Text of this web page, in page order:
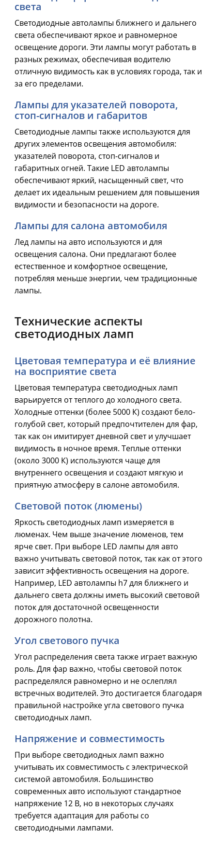
света
Светодиодные автолампы ближнего и дальнего
света обеспечивают яркое и равномерное
освещение дороги. Эти лампы могут работать в
разных режимах, обеспечивая водителю
отличную видимость как в условиях города, так и
за его пределами.
Лампы для указателей поворота,
стоп-сигналов и габаритов
Светодиодные лампы также используются для
других элементов освещения автомобиля:
указателей поворота, стоп-сигналов и
габаритных огней. Такие LED автолампы
обеспечивают яркий, насыщенный свет, что
делает их идеальным решением для повышения
видимости и безопасности на дороге.
Лампы для салона автомобиля
Лед лампы на авто используются и для
освещения салона. Они предлагают более
естественное и комфортное освещение,
потребляя меньше энергии, чем традиционные
лампы.
Технические аспекты
светодиодных ламп
Цветовая температура и её влияние
на восприятие света
Цветовая температура светодиодных ламп
варьируется от теплого до холодного света.
Холодные оттенки (более 5000 К) создают бело-
голубой свет, который предпочтителен для фар,
так как он имитирует дневной свет и улучшает
видимость в ночное время. Теплые оттенки
(около 3000 К) используются чаще для
внутреннего освещения и создают мягкую и
приятную атмосферу в салоне автомобиля.
Световой поток (люмены)
Яркость светодиодных ламп измеряется в
люменах. Чем выше значение люменов, тем
ярче свет. При выборе LED лампы для авто
важно учитывать световой поток, так как от этого
зависит эффективность освещения на дороге.
Например, LED автолампы h7 для ближнего и
дальнего света должны иметь высокий световой
поток для достаточной освещенности
дорожного полотна.
Угол светового пучка
Угол распределения света также играет важную
роль. Для фар важно, чтобы световой поток
распределялся равномерно и не ослеплял
встречных водителей. Это достигается благодаря
правильной настройке угла светового пучка
светодиодных ламп.
Напряжение и совместимость
При выборе светодиодных ламп важно
учитывать их совместимость с электрической
системой автомобиля. Большинство
современных авто используют стандартное
напряжение 12 В, но в некоторых случаях
требуется адаптация для работы со
светодиодными лампами.